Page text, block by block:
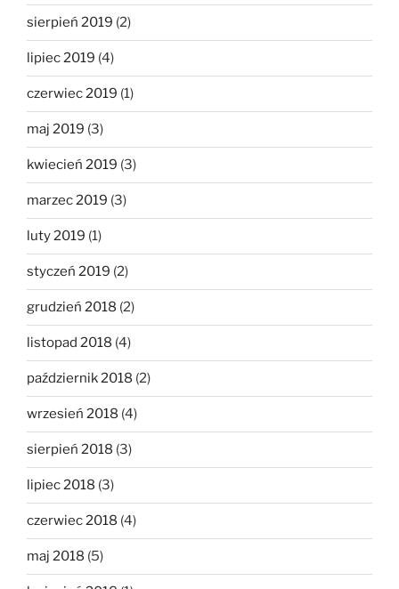
sierpień 2019 (2)
lipiec 2019 (4)
czerwiec 2019 (1)
maj 2019 (3)
kwiecień 2019 (3)
marzec 2019 (3)
luty 2019 (1)
styczeń 2019 (2)
grudzień 2018 (2)
listopad 2018 (4)
październik 2018 (2)
wrzesień 2018 (4)
sierpień 2018 (3)
lipiec 2018 (3)
czerwiec 2018 (4)
maj 2018 (5)